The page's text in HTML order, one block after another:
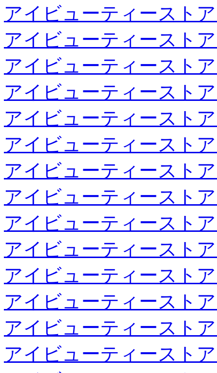
アイビューティースト
アイビューティースト
アイビューティースト
アイビューティースト
アイビューティースト
アイビューティースト
アイビューティースト
アイビューティースト
アイビューティースト
アイビューティースト
アイビューティースト
アイビューティースト
アイビューティースト
アイビューティースト